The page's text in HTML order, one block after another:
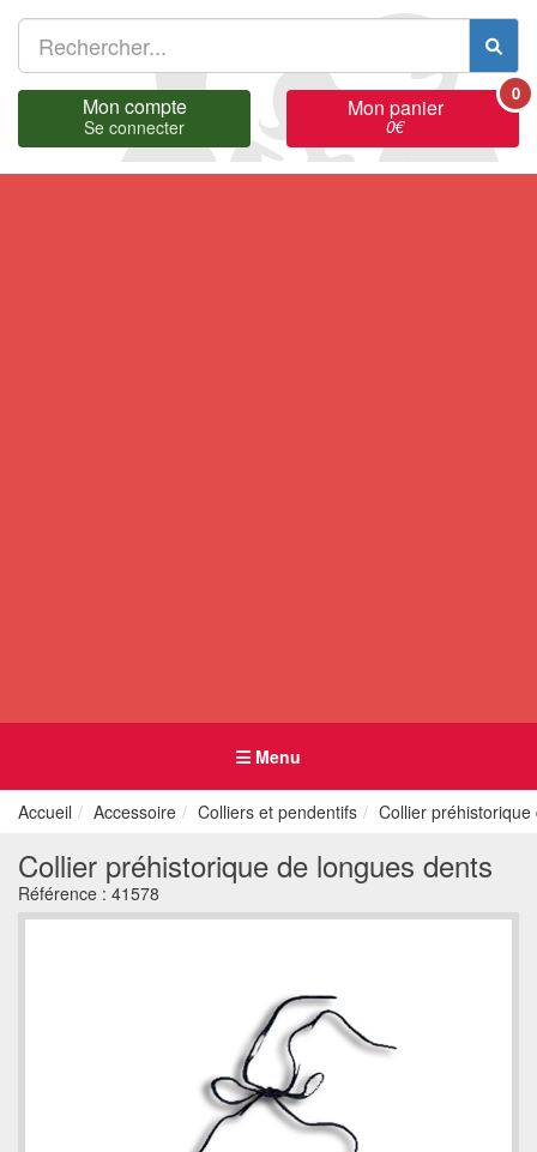
Mon compte
Se connecter
Mon panier
0€
0
Menu
Accueil Accessoire Colliers et pendentifs Collier
Collier préhistorique de longues dents
Référence : 41578